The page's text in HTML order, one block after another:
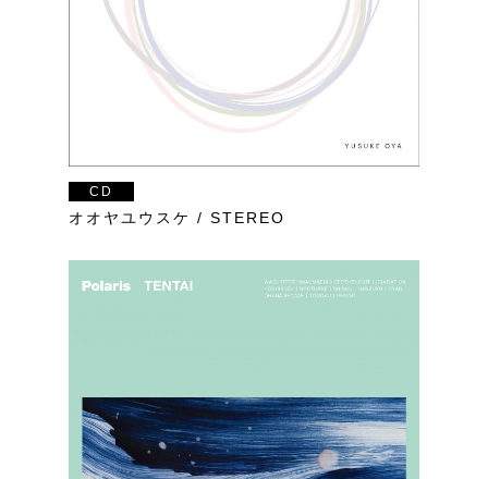
CD
オオヤユウスケ / STEREO